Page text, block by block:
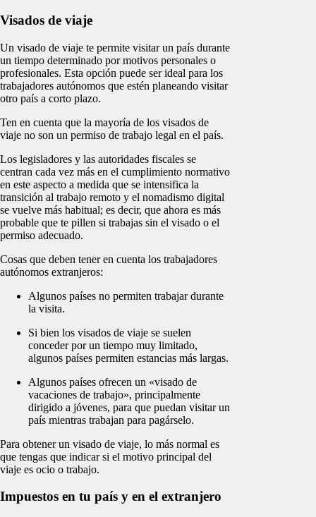
Visados de viaje
Un visado de viaje te permite visitar un país durante
un tiempo determinado por motivos personales o
profesionales. Esta opción puede ser ideal para los
trabajadores autónomos que estén planeando visitar
otro país a corto plazo.
Ten en cuenta que la mayoría de los visados de
viaje no son un permiso de trabajo legal en el país.
Los legisladores y las autoridades fiscales se
centran cada vez más en el cumplimiento normativo
en este aspecto a medida que se intensifica la
transición al trabajo remoto y el nomadismo digital
se vuelve más habitual; es decir, que ahora es más
probable que te pillen si trabajas sin el visado o el
permiso adecuado.
Cosas que deben tener en cuenta los trabajadores
autónomos extranjeros:
Algunos países no permiten trabajar durante
la visita.
Si bien los visados de viaje se suelen
conceder por un tiempo muy limitado,
algunos países permiten estancias más largas.
Algunos países ofrecen un «visado de
vacaciones de trabajo», principalmente
dirigido a jóvenes, para que puedan visitar un
país mientras trabajan para pagárselo.
Para obtener un visado de viaje, lo más normal es
que tengas que indicar si el motivo principal del
viaje es ocio o trabajo.
Impuestos en tu país y en el extranjero